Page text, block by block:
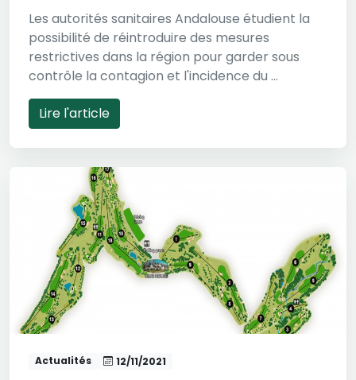
Les autorités sanitaires Andalouse étudient la
possibilité de réintroduire des mesures
restrictives dans la région pour garder sous
contrôle la contagion et l'incidence du ...
Lire l'article
Actualités 12/11/2021